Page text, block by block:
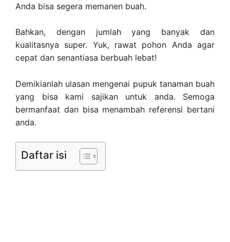
Anda bisa segera memanen buah.
Bahkan, dengan jumlah yang banyak dan
kualitasnya super. Yuk, rawat pohon Anda agar
cepat dan senantiasa berbuah lebat!
Demikianlah ulasan mengenai pupuk tanaman buah
yang bisa kami sajikan untuk anda. Semoga
bermanfaat dan bisa menambah referensi bertani
anda.
Daftar isi